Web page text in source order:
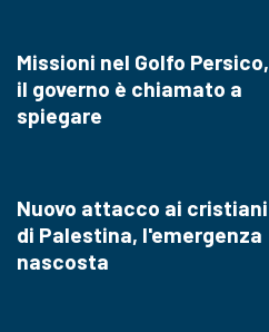
Missioni nel Golfo Persico,
il governo è chiamato a
spiegare
Nuovo attacco ai cristiani
di Palestina, l'emergenza
nascosta